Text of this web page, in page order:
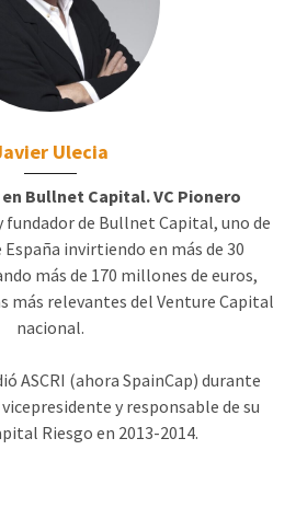
Ulecia
Bullnet Capital. VC Pionero
fundador de Bullnet Capital, uno de
España invirtiendo en más de 30
más de 170 millones de euros,
más relevantes del Venture Capital
nacional.
ASCRI (ahora SpainCap) durante
y responsable de su
Riesgo en 2013-2014.